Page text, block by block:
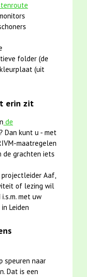
folder (de
(uit
erin zit
de
Dan kunt u - met
maatregelen
de grachten iets
projectleider Aaf,
of lezing wil
met uw
Leiden
speuren naar
Dat is een